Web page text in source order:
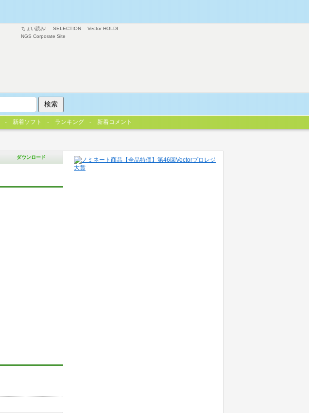
ダウンロード
ちょい読み! SELECTION
Vector HOLDI
NGS Corporate Site
新着ソフト ランキング 新着コメント